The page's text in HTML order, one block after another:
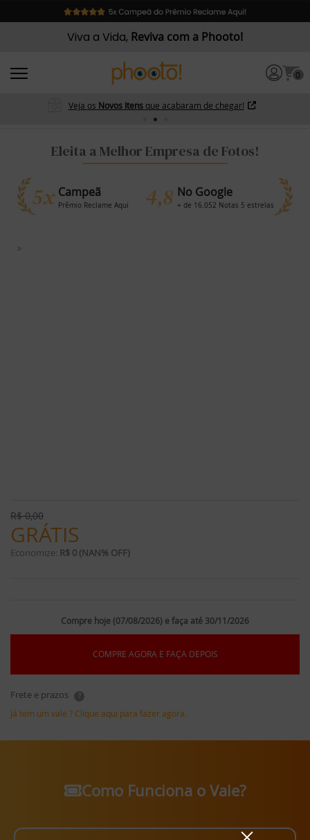
Viva a Vida, Reviva com a Phooto!
0
Veja os Novos Itens que acabaram de chegar!
Eleita a Melhor Empresa de Fotos!
5x Campeã
Prêmio Reclame Aqui 4,8 No Google
+ de 16.052 Notas 5 estrelas
R$0,00
GRÁTIS
Economize: R$ 0 (NAN% OFF)
Compre hoje (07/08/2026) e faça até 30/11/2026
COMPRE AGORA E FAÇA DEPOIS
Frete e prazos ?
Já tem um vale ? Clique aqui para fazer agora.
Como Funciona o Vale?